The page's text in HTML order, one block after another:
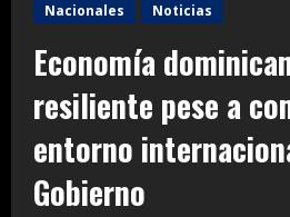
Nacionales Noticias
Economía
resiliente pese a
entorno
Gobierno